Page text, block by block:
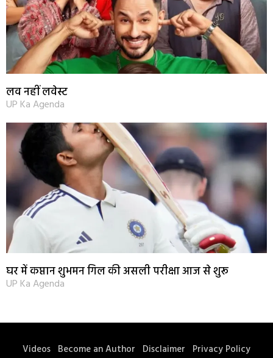
लव नहीं लवेस्ट
UP Ka Agenda
घर में कप्तान शुभमन गिल की असली परीक्षा आज से शुरू
UP Ka Agenda
Videos Become an Author Disclaimer Privacy Policy